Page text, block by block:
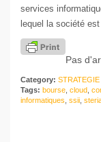
services
lequel la société
Pas
Category:
Tags: bourse cloud
informatiques ssii